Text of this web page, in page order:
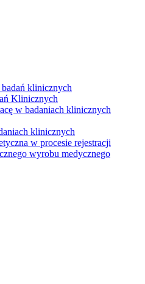
klinicznych
Klinicznych
w badaniach klinicznych
klinicznych
w procesie rejestracji
wyrobu medycznego